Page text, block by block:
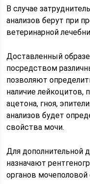
В случае
анализов берут при
ветеринарной
Доставленный
посредством
позволяют
наличие лейкоцитов,
ацетона, гноя,
анализов будет
свойства мочи.
Для дополнительной
назначают
органов